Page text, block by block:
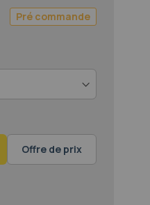
Pré commande
Offre de prix